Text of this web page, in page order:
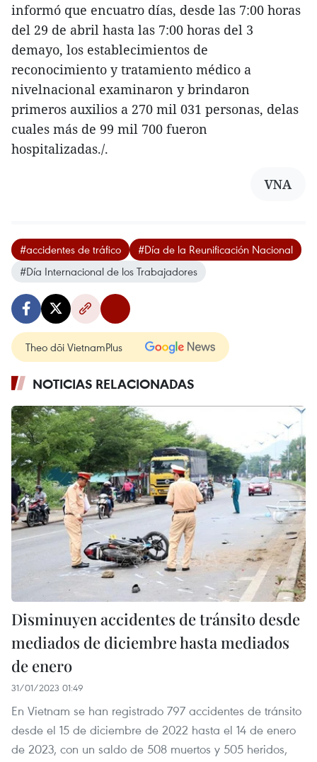
informó que encuatro días, desde las 7:00 horas
del 29 de abril hasta las 7:00 horas del 3
demayo, los establecimientos de
reconocimiento y tratamiento médico a
nivelnacional examinaron y brindaron
primeros auxilios a 270 mil 031 personas, delas
cuales más de 99 mil 700 fueron
hospitalizadas./.
VNA
#accidentes de tráfico
#Día de la Reunificación Nacional
#Día Internacional de los Trabajadores
Theo dõi VietnamPlus
NOTICIAS RELACIONADAS
Disminuyen accidentes de tránsito desde
mediados de diciembre hasta mediados
de enero
31/01/2023 01:49
En Vietnam se han registrado 797 accidentes de tránsito
desde el 15 de diciembre de 2022 hasta el 14 de enero
de 2023, con un saldo de 508 muertos y 505 heridos,